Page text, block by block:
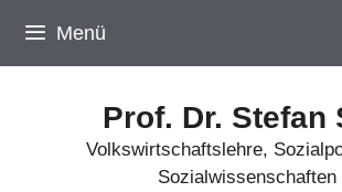
Inhalt
springen
Menü
Prof. Dr. Stefan
Volkswirtschaftslehre,
Sozialwissenschaften